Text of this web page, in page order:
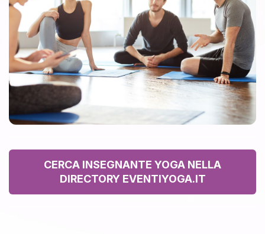
CERCA INSEGNANTE YOGA NELLA
DIRECTORY EVENTIYOGA.IT